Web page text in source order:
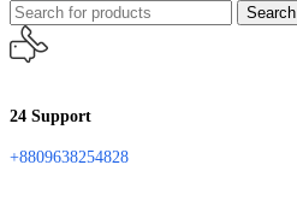
Search
24 Support
+8809638254828